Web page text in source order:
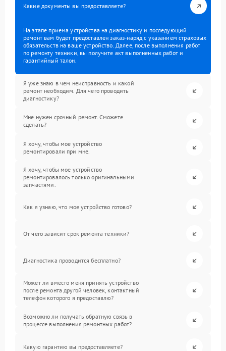
Какие документы вы предоставляете?
На этапе приема устройства на диагностику и последующий
ремонт вам будет предоставлен заказ-наряд с указанием страховых
обязательств на ваше устройство. Далее, после выполнения работ
по ремонту техники, вы получите акт выполненных работ и
гарантийный талон.
Я уже знаю в чем неисправность и какой
ремонт необходим. Для чего проводить
диагностику?
Мне нужен срочный ремонт. Сможете
сделать?
Я хочу, чтобы мое устройство
ремонтировали при мне.
Я хочу, чтобы мое устройство
ремонтировалось только оригинальными
запчастями.
Как я узнаю, что мое устройство готово?
От чего зависит срок ремонта техники?
Диагностика проводится бесплатно?
Может ли вместо меня принять устройство
после ремонта другой человек, контактный
телефон которого я предоставлю?
Возможно ли получать обратную связь в
процессе выполнения ремонтных работ?
Какую гарантию вы предоставляете?